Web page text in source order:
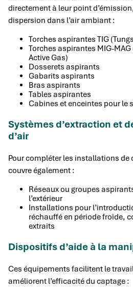
directement à leur point
dispersion dans l’air ambiant :
Torches aspirantes TIG
Torches aspirantes MIG-
Active Gas)
Dosserets aspirants
Gabarits aspirants
Bras aspirants
Tables aspirantes
Cabines et enceintes pour le
Systèmes d’extraction et
d’air
Pour compléter les installations de
couvre également :
Réseaux ou groupes
l’extérieur
Installations pour
réchauffé en période froide,
extraits
Dispositifs d’aide à la
Ces équipements facilitent le
améliorent l’efficacité du captage :